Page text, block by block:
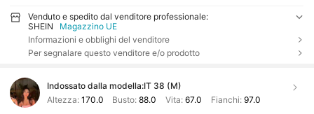
Venduto e spedito dal venditore professionale:
SHEIN
Magazzino UE
Informazioni e obblighi del venditore
Per segnalare questo venditore e/o prodotto
Indossato dalla modella:IT 38 (M)
Altezza: 170.0 Busto:88.0 Vita: 67.0 Fianchi: 97.0